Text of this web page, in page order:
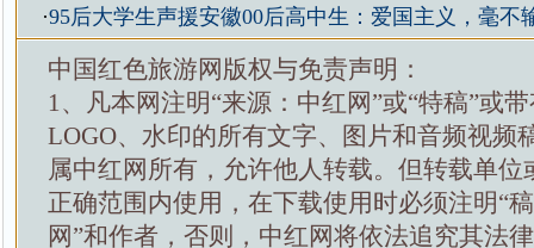
·95后大学生声援安徽00后高中生：爱国主义，毫不
中国红色旅游网版权与免责声明：
1、凡本网注明“来源：中红网”或“特稿”或
LOGO、水印的所有文字、图片和音频视频
属中红网所有，允许他人转载。但转载单位
正确范围内使用，在下载使用时必须注明“
网”和作者，否则，中红网将依法追究其法